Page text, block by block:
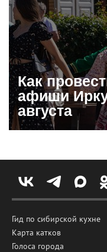
Как
афиши
августа
Гид по сибирской кухне
Карта катков
Голоса города